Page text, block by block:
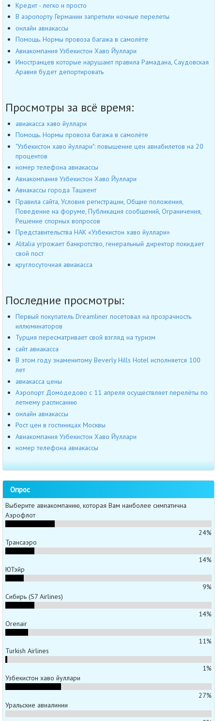
Кредит - легко и просто
В аэропорту Германии запретили ночные перелеты
онлайн авиакассы
Помощь. Нормы провоза багажа в самолёте
Авиакомпания Узбекистон Хаво Йуллари
Иностранцев которые нарушают правила Рамадана, Саудовская
Аравия будет депортировать
Просмотры за всё время:
авиакасса хаво йуллари
Помощь. Нормы провоза багажа в самолёте
"Узбекистон хаво йуллари": повышение цен авиабилетов на 20
процентов
номер телефона авиакассы
Авиакомпания Узбекистон Хаво Йуллари
Авиакассы города Ташкент
Правила сайта, Условия регистрации, Общие положения,
Поведение на форуме, Публикация сообщений, Ограничения,
Решение спорных вопросов
Представительства НАК «Узбекистон хаво йуллари»
Alitalia угрожает банкротство, генеральный директор покидает
свой пост
круглосуточная авиакасса
Последние просмотры:
Первый покупатель Dreamliner посетовал на прозрачность
иллюминаторов
Турция пересматривает свой взгляд на туризм
сайт авиакасса
В этом году знаменитому Beverly Hills Hotel исполняется 100
лет
авиакасса цены
Аэропорт Домодедово с 11 апреля осуществляет перелёты по
летнему расписанию
онлайн авиакассы
Рост цен в гостиницах Москвы
Авиакомпания Узбекистон Хаво Йуллари
номер телефона авиакассы
Опрос
Выберите авиакомпанию, которая Вам наиболее симпатична
Аэрофлот
24%
Трансаэро
14%
ЮТэйр
9%
Сибирь (S7 Airlines)
14%
Orenair
11%
Turkish Airlines
1%
Узбекистон хаво йуллари
27%
Уральские авиалинии